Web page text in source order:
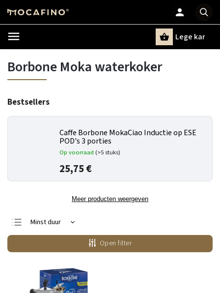
Lege kar
Borbone Moka waterkoker
Bestsellers
Caffe Borbone MokaCiao Inductie op ESE
POD's 3 porties
Op voorraad (>5 stuks)
25,75 €
Meer producten weergeven
Minst duur
Duurste
Bestsellers
Alfabetisch
Open filter